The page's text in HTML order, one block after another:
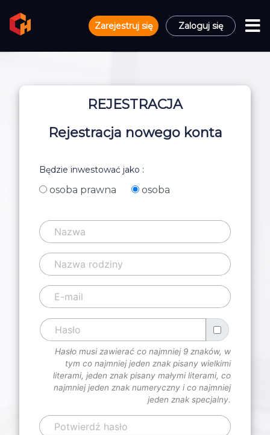
Zarejestruj się Zaloguj się
REJESTRACJA
Rejestracja nowego konta
Będzie inwestować jako :
osoba prawna osoba
Hasło musi zawierać co najmniej 9 znaków, w
tym co najmniej jeden znak pisany wielkimi
literami, jeden znak pisany małymi literami, co
najmniej jeden znak numeryczny i co najmniej
jeden znak specjalny.